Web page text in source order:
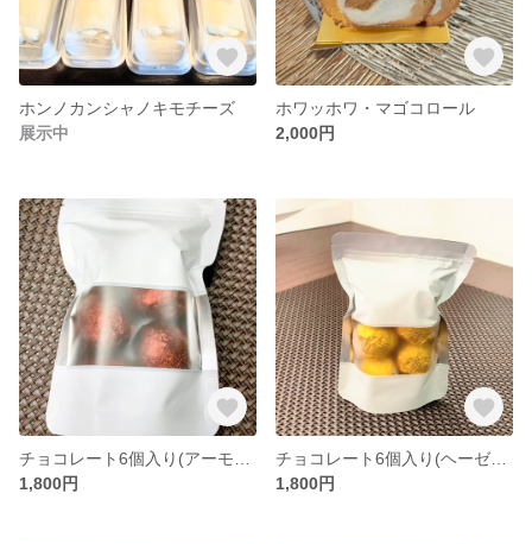
ホンノカンシャノキモチーズ
展示中
ホワッホワ・マゴコロール
2,000円
1,800円
チョコレート6個入り(ヘーゼルナッツ)
1,800円